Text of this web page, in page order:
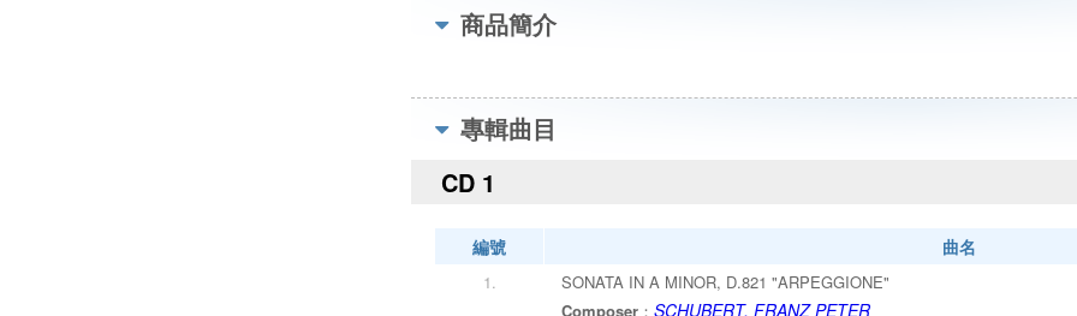
商品簡介
專輯曲目
CD 1
編號 曲名
1.
SONATA IN A MINOR, D.821 "ARPEGGIONE"
Composer ： SCHUBERT, FRANZ PETER